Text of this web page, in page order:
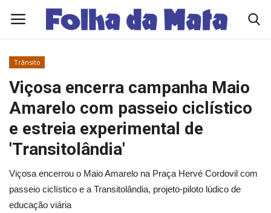
Quem Somos
Como Anunciar
Contato
Eleições 2026
Edições Diárias - NOTÍCIAS DO DIA
Trânsito
Viçosa encerra campanha Maio
Amarelo com passeio ciclístico
e estreia experimental de
'Transitolândia'
Viçosa encerrou o Maio Amarelo na Praça Hervé Cordovil com
passeio ciclístico e a Transitolândia, projeto-piloto lúdico de
educação viária